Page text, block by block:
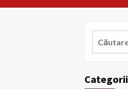
Categorii